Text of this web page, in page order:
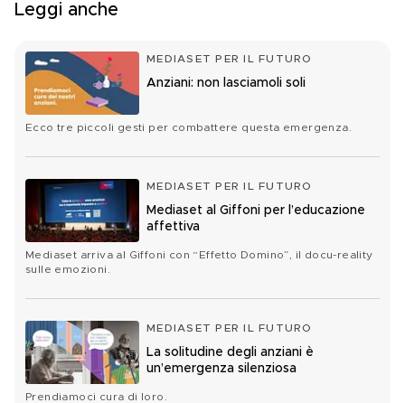
Leggi anche
MEDIASET PER IL FUTURO
Anziani: non lasciamoli soli
Ecco tre piccoli gesti per combattere questa emergenza.
MEDIASET PER IL FUTURO
Mediaset al Giffoni per l’educazione
affettiva
Mediaset arriva al Giffoni con “Effetto Domino”, il docu-reality
sulle emozioni.
MEDIASET PER IL FUTURO
La solitudine degli anziani è
un’emergenza silenziosa
Prendiamoci cura di loro.